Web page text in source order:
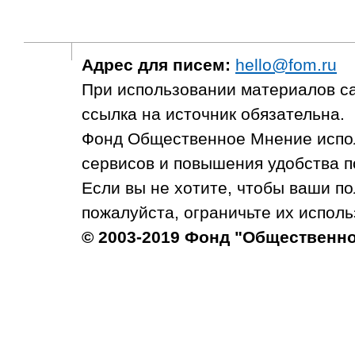
Адрес для писем: hello@fom.ru
При использовании материалов
ссылка на источник обязательна.
Фонд Общественное Мнение
сервисов и повышения удобства
Если вы не хотите, чтобы ваши
пожалуйста, ограничьте их
© 2003-2019 Фонд